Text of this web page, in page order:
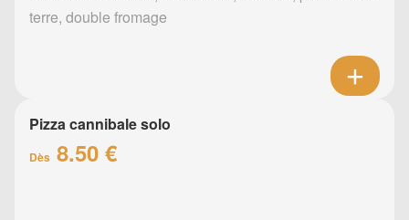
terre, double fromage
Pizza cannibale solo
Dès 8.50 €